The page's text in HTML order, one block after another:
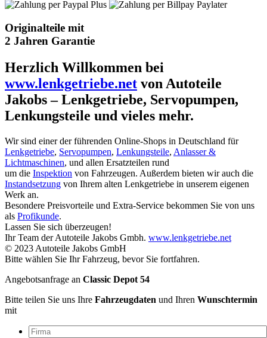
Originalteile mit
2 Jahren Garantie
Herzlich Willkommen bei
www.lenkgetriebe.net von Autoteile
Jakobs – Lenkgetriebe, Servopumpen,
Lenkungsteile und vieles mehr.
Wir sind einer der führenden Online-Shops in Deutschland für
Lenkgetriebe, Servopumpen, Lenkungsteile, Anlasser &
Lichtmaschinen, und allen Ersatzteilen rund
um die Inspektion von Fahrzeugen. Außerdem bieten wir auch die
Instandsetzung von Ihrem alten Lenkgetriebe in unserem eigenen
Werk an.
Besondere Preisvorteile und Extra-Service bekommen Sie von uns
als Profikunde.
Lassen Sie sich überzeugen!
Ihr Team der Autoteile Jakobs Gmbh. www.lenkgetriebe.net
© 2023 Autoteile Jakobs GmbH
Bitte wählen Sie Ihr Fahrzeug, bevor Sie fortfahren.
Angebotsanfrage an Classic Depot 54
Bitte teilen Sie uns Ihre Fahrzeugdaten und Ihren Wunschtermin
mit